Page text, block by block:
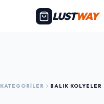
LUSTWAY
KATEGORILER BALIK KOLYELER